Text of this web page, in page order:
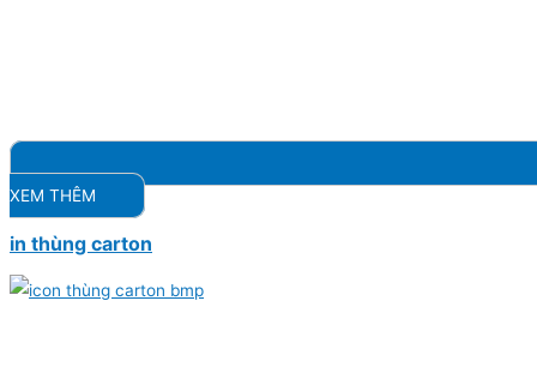
XEM THÊM
in thùng carton